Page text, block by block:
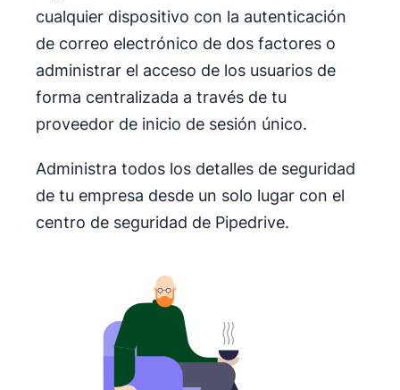
cualquier dispositivo con la autenticación
de correo electrónico de dos factores o
administrar el acceso de los usuarios de
forma centralizada a través de tu
proveedor de inicio de sesión único.
Administra todos los detalles de seguridad
de tu empresa desde un solo lugar con el
centro de seguridad de Pipedrive.